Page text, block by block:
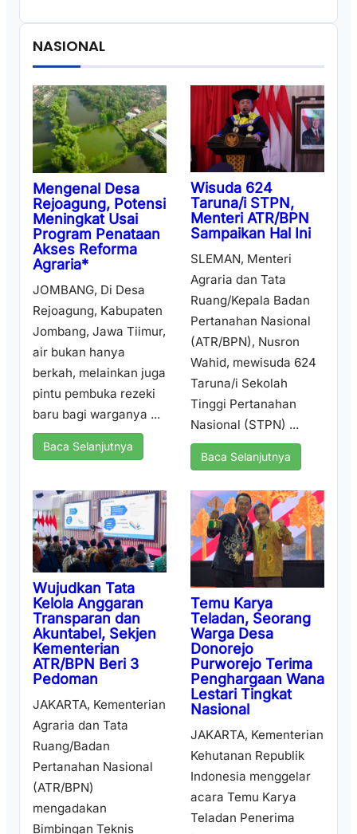
NASIONAL
Mengenal Desa
Rejoagung, Potensi
Meningkat Usai
Program Penataan
Akses Reforma
Agraria*
JOMBANG, Di Desa
Rejoagung, Kabupaten
Jombang, Jawa Tiimur,
air bukan hanya
berkah, melainkan juga
pintu pembuka rezeki
baru bagi warganya ...
Baca Selanjutnya
Wisuda 624
Taruna/i STPN,
Menteri ATR/BPN
Sampaikan Hal Ini
SLEMAN, Menteri
Agraria dan Tata
Ruang/Kepala Badan
Pertanahan Nasional
(ATR/BPN), Nusron
Wahid, mewisuda 624
Taruna/i Sekolah
Tinggi Pertanahan
Nasional (STPN) ...
Baca Selanjutnya
Wujudkan Tata
Kelola Anggaran
Transparan dan
Akuntabel, Sekjen
Kementerian
ATR/BPN Beri 3
Pedoman
JAKARTA, Kementerian
Agraria dan Tata
Ruang/Badan
Pertanahan Nasional
(ATR/BPN)
mengadakan
Bimbingan Teknis
Temu Karya
Teladan, Seorang
Warga Desa
Donorejo
Purworejo Terima
Penghargaan Wana
Lestari Tingkat
Nasional
JAKARTA, Kementerian
Kehutanan Republik
Indonesia menggelar
acara Temu Karya
Teladan Penerima